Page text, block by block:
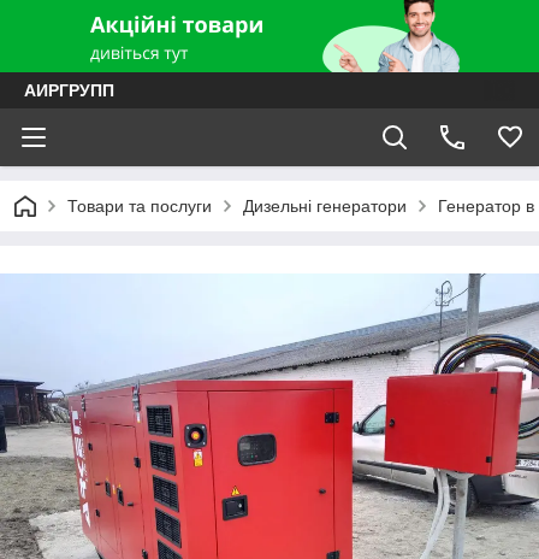
АИРГРУПП
Товари та послуги Дизельні генератори Генератор